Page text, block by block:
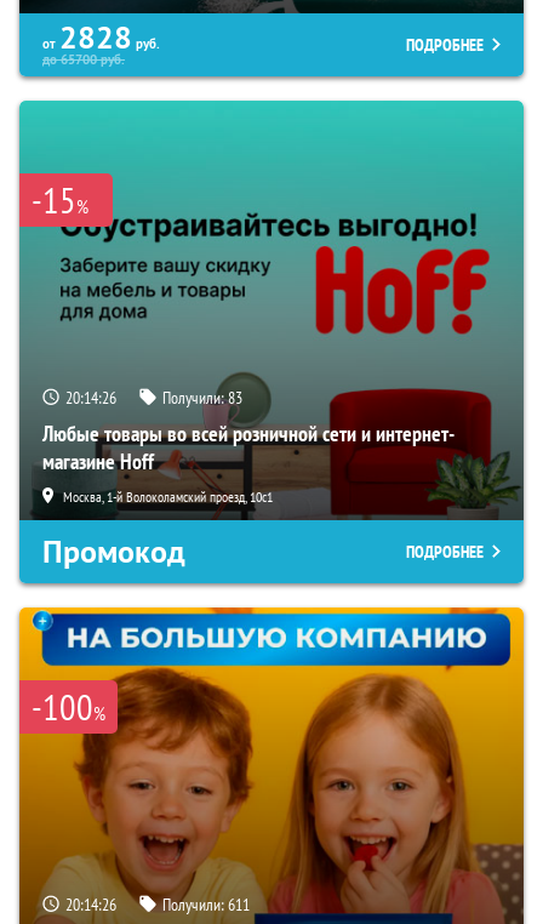
от 2828 руб.
до65700руб.
ПОДРОБНЕЕ
-15%
20:14:25 Получили:83
Любые товары во всей розничной сети и интернет-
магазине Hoff
Москва, 1-й Волоколамский проезд, 10с1
Промокод ПОДРОБНЕЕ
-100%
20:14:25 Получили:611